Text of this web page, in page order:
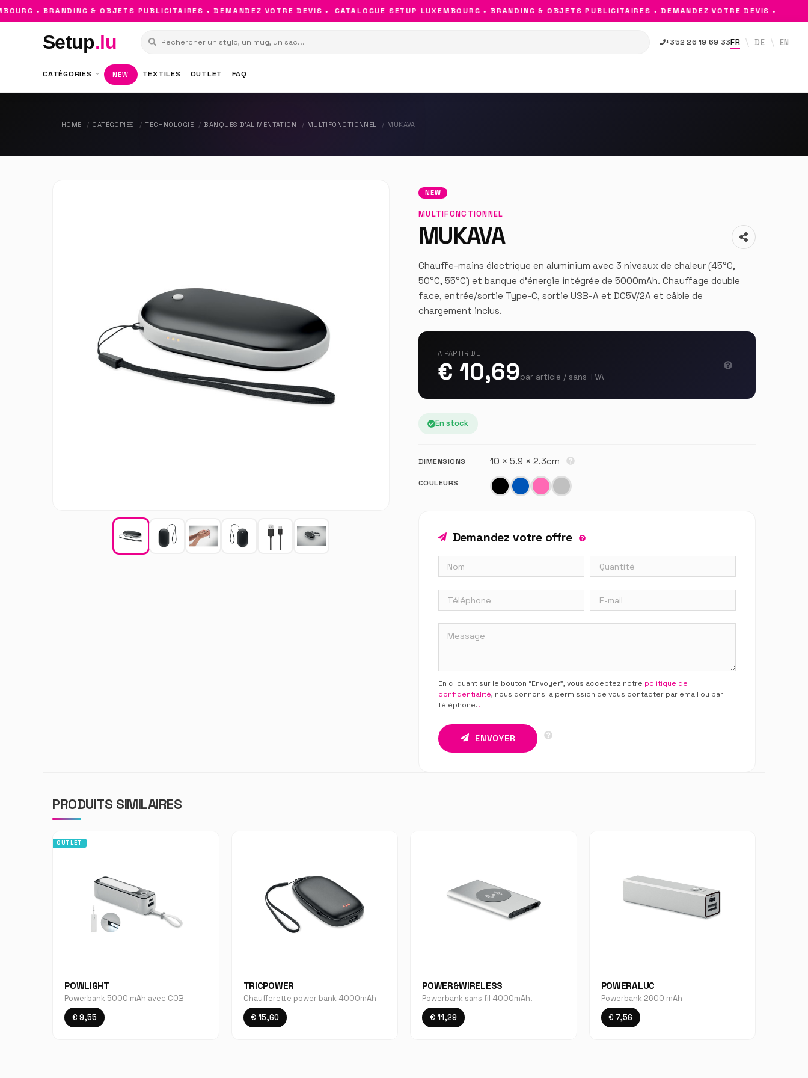
• BRANDING & OBJETS PUBLICITAIRES • DEMANDEZ VOTRE DEVIS • CATALOGUE SETUP LUXEMBOURG • BRANDING & OBJETS PUBLICITAIRES • DEMANDEZ VOTRE DEVIS •
Setup.lu +352 26 19 69 33FR DE EN
CATÉGORIES NEW TEXTILES OUTLET FAQ
HOME CATÉGORIES TECHNOLOGIE BANQUES D'ALIMENTATION MULTIFONCTIONNEL MUKAVA
NEW
MULTIFONCTIONNEL
MUKAVA
Chauffe-mains électrique en aluminium avec 3 niveaux de chaleur (45°C,
50°C, 55°C) et banque d'énergie intégrée de 5000mAh. Chauffage double
face, entrée/sortie Type-C, sortie USB-A et DC5V/2A et câble de
chargement inclus.
À PARTIR DE
€ 10,69par article / sans TVA
En stock
DIMENSIONS 10 × 5.9 × 2.3cm
COULEURS
Demandez votre offre
En cliquant sur le bouton “Envoyer”, vous acceptez notre politique de
confidentialité, nous donnons la permission de vous contacter par email ou par
téléphone..
ENVOYER
PRODUITS SIMILAIRES
OUTLET
POWLIGHT
Powerbank 5000 mAh avec COB
€ 9,55
TRICPOWER
Chaufferette power bank 4000mAh
€ 15,60
POWER&WIRELESS
Powerbank sans fil 4000mAh.
€ 11,29
POWERALUC
Powerbank 2600 mAh
€ 7,56